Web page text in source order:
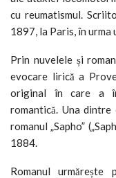
cu reumatismul.
1897, la Paris, în urma
Prin nuvelele și
evocare lirică a
original în care a
romantică. Una
romanul „Sapho”
1884.
Romanul